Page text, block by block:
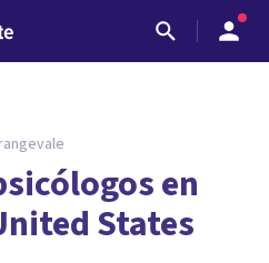
para encontrar el
y te ofreceremos
en
States